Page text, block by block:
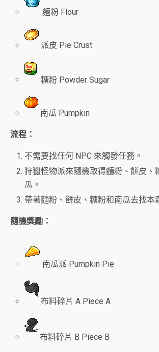
麵粉 Flour
派皮 Pie Crust
糖粉 Powder Sugar
南瓜 Pumpkin
流程：
不需要找任何 NPC 來觸發任務。
狩獵怪物派來隨機取得麵粉、餅皮、
瓜。
帶著麵粉、餅皮、糖粉和南瓜去找本
隨機獎勵：
南瓜派 Pumpkin Pie
布料碎片 A Piece A
布料碎片 B Piece B